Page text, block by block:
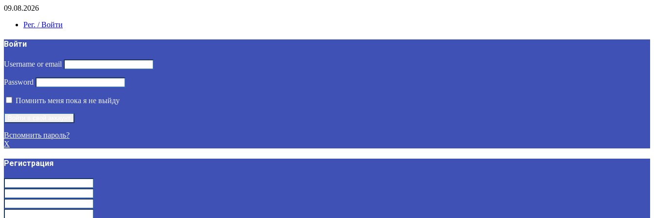
09.08.2026
Рег. / Войти
Войти
Username or email
Password
Помнить меня пока я не выйду
Вспомнить пароль?
X
Регистрация